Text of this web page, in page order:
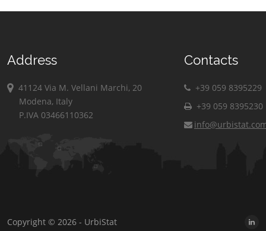
Address
41124 Via M. Vellani Marchi, 20
Modena, Italy
P.IVA 03466110362
Contacts
+39 059 8395229
+39 059 8395230
Copyright © 2026 - UrbiStat